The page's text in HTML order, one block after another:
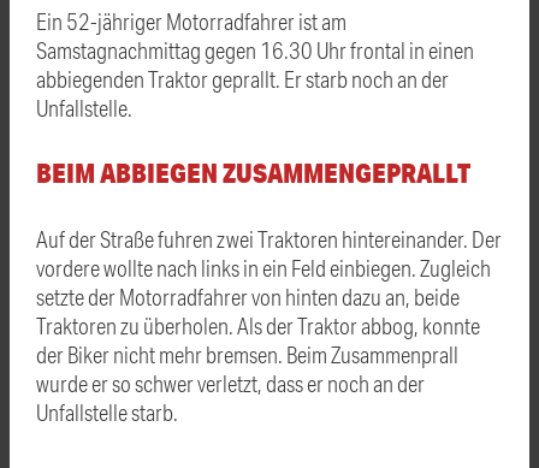
Ein 52-jähriger Motorradfahrer ist am
Samstagnachmittag gegen 16.30 Uhr frontal in einen
abbiegenden Traktor geprallt. Er starb noch an der
Unfallstelle.
BEIM ABBIEGEN ZUSAMMENGEPRALLT
Auf der Straße fuhren zwei Traktoren hintereinander. Der
vordere wollte nach links in ein Feld einbiegen. Zugleich
setzte der Motorradfahrer von hinten dazu an, beide
Traktoren zu überholen. Als der Traktor abbog, konnte
der Biker nicht mehr bremsen. Beim Zusammenprall
wurde er so schwer verletzt, dass er noch an der
Unfallstelle starb.